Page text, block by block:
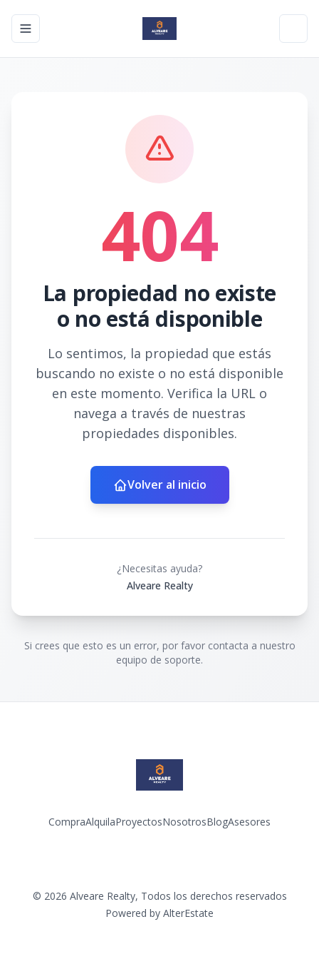
Toggle navigation menu
404
La propiedad no existe
o no está disponible
Lo sentimos, la propiedad que estás
buscando no existe o no está disponible
en este momento. Verifica la URL o
navega a través de nuestras
propiedades disponibles.
Volver al inicio
¿Necesitas ayuda?
Alveare Realty
Si crees que esto es un error, por favor contacta a nuestro
equipo de soporte.
CompraAlquilaProyectosNosotrosBlogAsesores
© 2026 Alveare Realty, Todos los derechos reservados
Powered by AlterEstate